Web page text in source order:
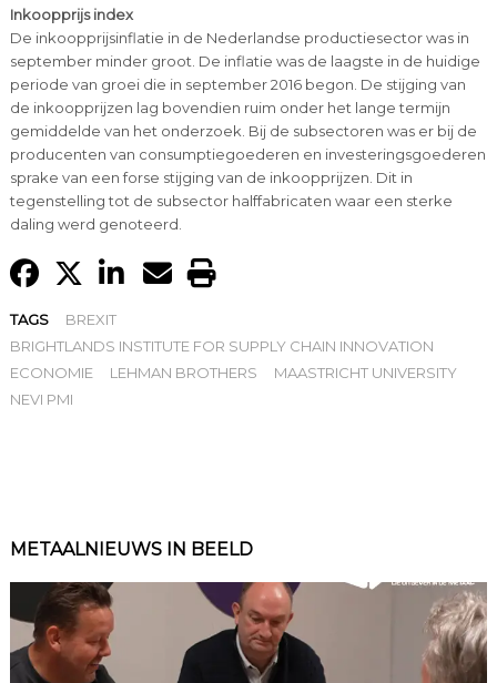
Inkoopprijs index
De inkoopprijsinflatie in de Nederlandse productiesector was in
september minder groot. De inflatie was de laagste in de huidige
periode van groei die in september 2016 begon. De stijging van
de inkoopprijzen lag bovendien ruim onder het lange termijn
gemiddelde van het onderzoek. Bij de subsectoren was er bij de
producenten van consumptiegoederen en investeringsgoederen
sprake van een forse stijging van de inkoopprijzen. Dit in
tegenstelling tot de subsector halffabricaten waar een sterke
daling werd genoteerd.
TAGS
BREXIT
BRIGHTLANDS INSTITUTE FOR SUPPLY CHAIN INNOVATION
ECONOMIE
LEHMAN BROTHERS
MAASTRICHT UNIVERSITY
NEVI PMI
METAALNIEUWS IN BEELD